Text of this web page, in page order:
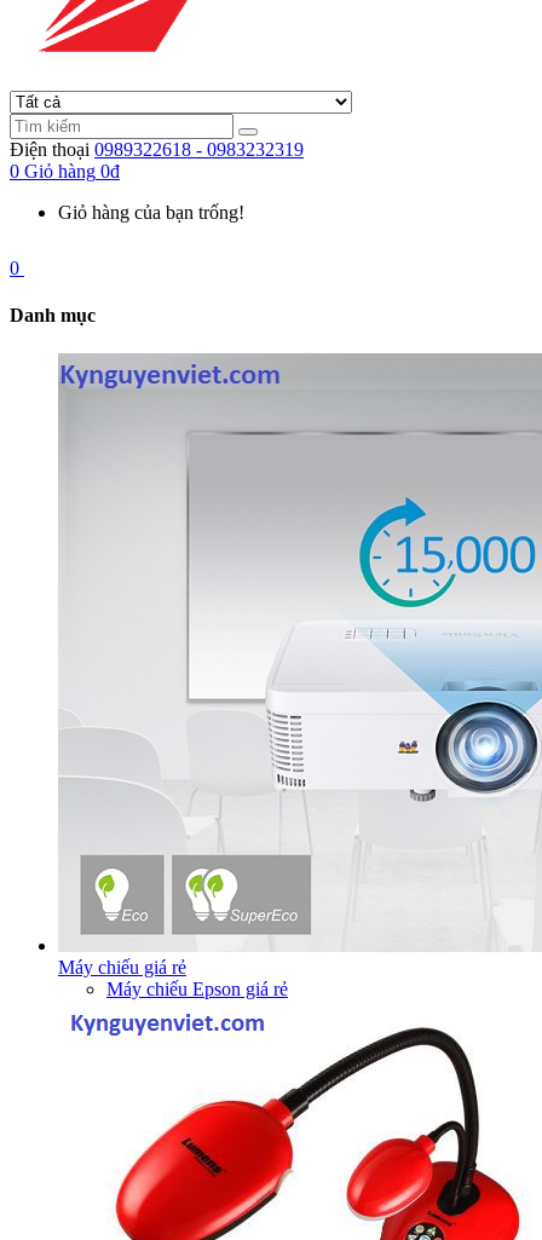
Điện thoại 0989322618 - 0983232319
0 Giỏ hàng 0đ
Giỏ hàng của bạn trống!
0
Danh mục
Máy chiếu giá rẻ
Máy chiếu Epson giá rẻ